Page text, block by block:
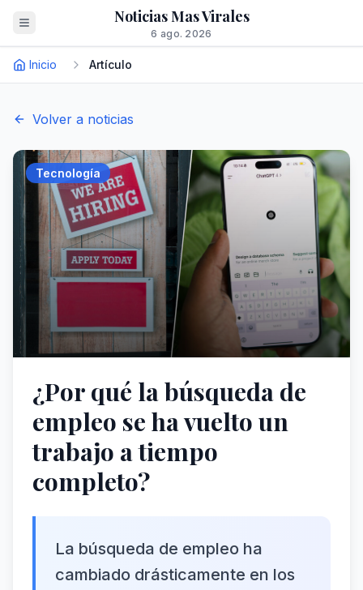
Noticias Mas Virales
6 ago. 2026
Inicio Artículo
Volver a noticias
Tecnología
¿Por qué la búsqueda de
empleo se ha vuelto un
trabajo a tiempo
completo?
La búsqueda de empleo ha
cambiado drásticamente en los